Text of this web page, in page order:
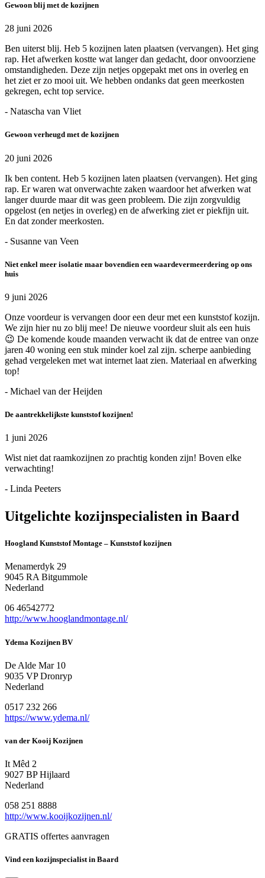
Gewoon blij met de kozijnen
28 juni 2026
Ben uiterst blij. Heb 5 kozijnen laten plaatsen (vervangen). Het ging
rap. Het afwerken kostte wat langer dan gedacht, door onvoorziene
omstandigheden. Deze zijn netjes opgepakt met ons in overleg en
het ziet er zo mooi uit. We hebben ondanks dat geen meerkosten
gekregen, echt top service.
- Natascha van Vliet
Gewoon verheugd met de kozijnen
20 juni 2026
Ik ben content. Heb 5 kozijnen laten plaatsen (vervangen). Het ging
rap. Er waren wat onverwachte zaken waardoor het afwerken wat
langer duurde maar dit was geen probleem. Die zijn zorgvuldig
opgelost (en netjes in overleg) en de afwerking ziet er piekfijn uit.
En dat zonder meerkosten.
- Susanne van Veen
Niet enkel meer isolatie maar bovendien een waardevermeerdering op ons
huis
9 juni 2026
Onze voordeur is vervangen door een deur met een kunststof kozijn.
We zijn hier nu zo blij mee! De nieuwe voordeur sluit als een huis
😉 De komende koude maanden verwacht ik dat de entree van onze
jaren 40 woning een stuk minder koel zal zijn. scherpe aanbieding
gehad vergeleken met wat internet laat zien. Materiaal en afwerking
top!
- Michael van der Heijden
De aantrekkelijkste kunststof kozijnen!
1 juni 2026
Wist niet dat raamkozijnen zo prachtig konden zijn! Boven elke
verwachting!
- Linda Peeters
Uitgelichte kozijnspecialisten in Baard
Hoogland Kunststof Montage – Kunststof kozijnen
Menamerdyk 29
9045 RA Bitgummole
Nederland
06 46542772
http://www.hooglandmontage.nl/
Ydema Kozijnen BV
De Alde Mar 10
9035 VP Dronryp
Nederland
0517 232 266
https://www.ydema.nl/
van der Kooij Kozijnen
It Mêd 2
9027 BP Hijlaard
Nederland
058 251 8888
http://www.kooijkozijnen.nl/
GRATIS offertes aanvragen
Vind een kozijnspecialist in Baard